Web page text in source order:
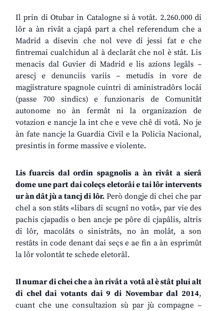
Il prin di Otubar in Catalogne si à votât. 2.260.000 di
lôr a àn rivât a cjapâ part a chel referendum che a
Madrid a disevin che nol veve di jessi fat e che
fintremai cualchidun al à declarât che nol è stât. Lis
menacis dal Guvier di Madrid e lis azions legâls –
arescj e denunciis variis – metudis in vore de
magjistrature spagnole cuintri di aministradôrs locâi
(passe 700 sindics) e funzionaris de Comunitât
autonome no àn fermât ni la organizazion de
votazion e nancje la int che e veve chê di votâ. No je
àn fate nancje la Guardia Civil e la Policia Nacional,
presintis in forme massive e violente.
Lis fuarcis dal ordin spagnolis a àn rivât a sierâ
dome une part dai coleçs eletorâi e tai lôr intervents
ur àn dât jù a tancj di lôr. Però dongje di chei che par
chel a son stâts «libars di scugnî no votâ», par vie des
pachis cjapadis o ben ancje pe pôre di cjapâlis, altris
di lôr, macolâts o sinistrâts, no àn molât, a son
restâts in code denant dai seçs e ae fin a àn esprimût
la lôr volontât te schede eletorâl.
Il numar di chei che a àn rivât a votâ al è stât plui alt
di chel dai votants dai 9 di Novembar dal 2014,
cuant che une consultazion sù par jù compagne –